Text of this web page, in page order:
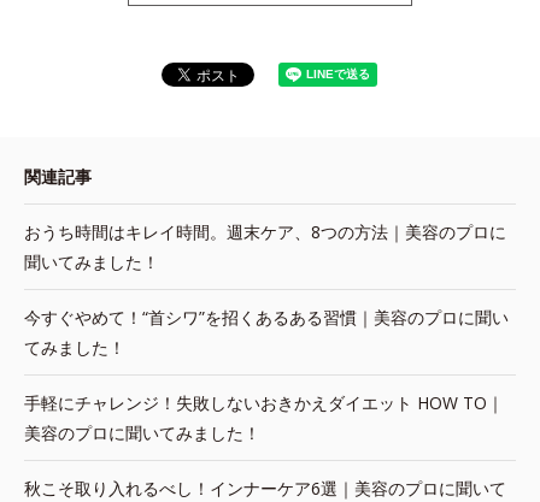
関連記事
おうち時間はキレイ時間。週末ケア、8つの方法｜美容のプロに
聞いてみました！
今すぐやめて！“首シワ”を招くあるある習慣｜美容のプロに聞い
てみました！
手軽にチャレンジ！失敗しないおきかえダイエット HOW TO｜
美容のプロに聞いてみました！
秋こそ取り入れるべし！インナーケア6選｜美容のプロに聞いて